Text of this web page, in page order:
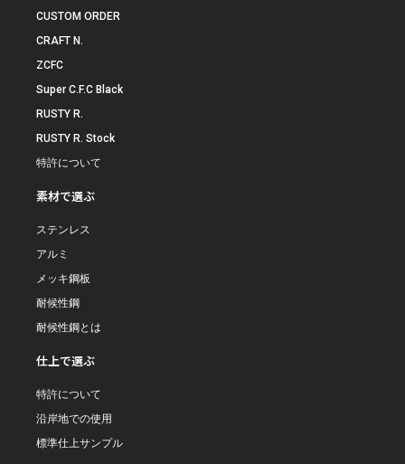
CUSTOM ORDER
CRAFT N.
ZCFC
Super C.F.C Black
RUSTY R.
RUSTY R. Stock
特許について
素材で選ぶ
ステンレス
アルミ
メッキ鋼板
耐候性鋼
耐候性鋼とは
仕上で選ぶ
特許について
沿岸地での使用
標準仕上サンプル